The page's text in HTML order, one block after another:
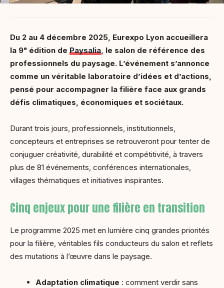
Du 2 au 4 décembre 2025, Eurexpo Lyon accueillera
la 9ᵉ édition de Paysalia, le salon de référence des
professionnels du paysage. L’événement s’annonce
comme un véritable laboratoire d’idées et d’actions,
pensé pour accompagner la filière face aux grands
défis climatiques, économiques et sociétaux.
Durant trois jours, professionnels, institutionnels,
concepteurs et entreprises se retrouveront pour tenter de
conjuguer créativité, durabilité et compétitivité, à travers
plus de 81 événements, conférences internationales,
villages thématiques et initiatives inspirantes.
Cinq enjeux pour une filière en transition
Le programme 2025 met en lumière cinq grandes priorités
pour la filière, véritables fils conducteurs du salon et reflets
des mutations à l’œuvre dans le paysage.
Adaptation climatique : comment verdir sans